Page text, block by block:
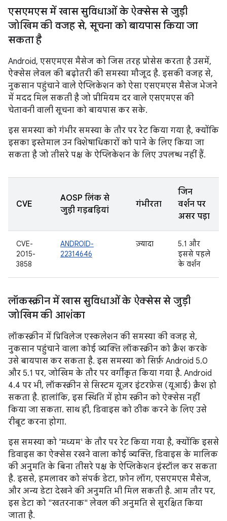
एसएमएस में खास सुविधाओं के ऐक्सेस से जुड़ी
जोखिम की वजह से, सूचना को बायपास किया जा
सकता है
Android, एसएमएस मैसेज को जिस तरह प्रोसेस करता है उसमें,
ऐक्सेस लेवल की बढ़ोतरी की समस्या मौजूद है. इसकी वजह से,
नुकसान पहुंचाने वाले ऐप्लिकेशन को ऐसा एसएमएस मैसेज भेजने
में मदद मिल सकती है जो प्रीमियम दर वाले एसएमएस की
चेतावनी वाली सूचना को बायपास कर सके.
इस समस्या को गंभीर समस्या के तौर पर रेट किया गया है, क्योंकि
इसका इस्तेमाल उन विशेषाधिकारों को पाने के लिए किया जा
सकता है जो तीसरे पक्ष के ऐप्लिकेशन के लिए उपलब्ध नहीं हैं.
CVE
AOSP लिंक से
जुड़ी गड़बड़ियां
गंभीरता
जिन
वर्शन पर
असर पड़ा
CVE-
2015-
3858
ANDROID-
22314646
ज़्यादा
5.1 और
इससे पहले
के वर्शन
लॉकस्क्रीन में खास सुविधाओं के ऐक्सेस से जुड़ी
जोखिम की आशंका
लॉकस्क्रीन में प्रिविलेज एस्कलेशन की समस्या की वजह से,
नुकसान पहुंचाने वाला कोई व्यक्ति लॉकस्क्रीन को क्रैश करके
उसे बायपास कर सकता है. इस समस्या को सिर्फ़ Android 5.0
और 5.1 पर, जोखिम के तौर पर वर्गीकृत किया गया है. Android
4.4 पर भी, लॉकस्क्रीन से सिस्टम यूज़र इंटरफ़ेस (यूआई) क्रैश हो
सकता है. हालांकि, इस स्थिति में होम स्क्रीन को ऐक्सेस नहीं
किया जा सकता. साथ ही, डिवाइस को ठीक करने के लिए उसे
रीबूट करना होगा.
इस समस्या को 'मध्यम' के तौर पर रेट किया गया है, क्योंकि इससे
डिवाइस का ऐक्सेस रखने वाला कोई व्यक्ति, डिवाइस के मालिक
की अनुमति के बिना तीसरे पक्ष के ऐप्लिकेशन इंस्टॉल कर सकता
है. इससे, हमलावर को संपर्क डेटा, फ़ोन लॉग, एसएमएस मैसेज,
और अन्य डेटा देखने की अनुमति भी मिल सकती है. आम तौर पर,
इस डेटा को "खतरनाक" लेवल की अनुमति से सुरक्षित किया
जाता है.